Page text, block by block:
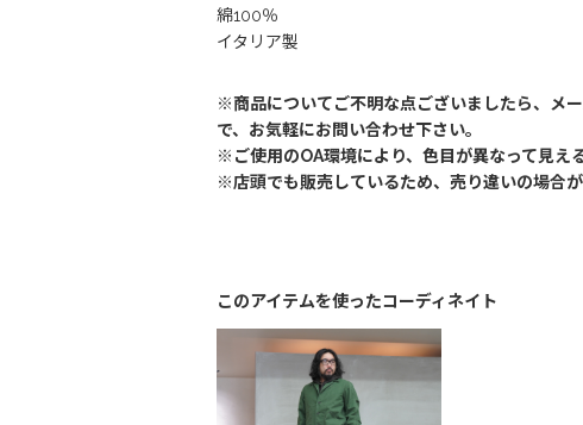
綿100％
イタリア製
※商品についてご不明な点ございましたら、メ
で、お気軽にお問い合わせ下さい。
※ご使用のOA環境により、色目が異なって見え
※店頭でも販売しているため、売り違いの場合が
このアイテムを使ったコーディネイト